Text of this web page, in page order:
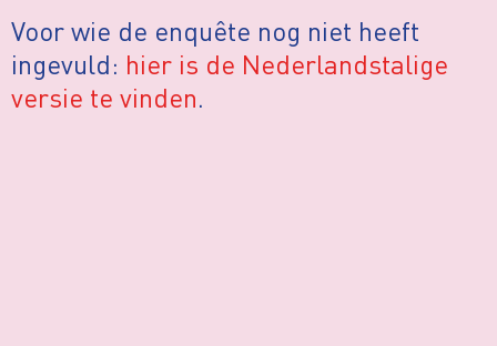
Voor wie de enquête nog niet heeft
ingevuld: hier is de Nederlandstalige
versie te vinden.